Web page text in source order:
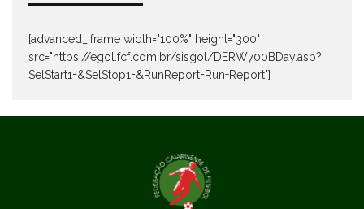
[advanced_iframe width="100%" height="300"
src="https://egol.fcf.com.br/sisgol/DERW700BDay.asp?
SelStart1=&SelStop1=&RunReport=Run+Report"]